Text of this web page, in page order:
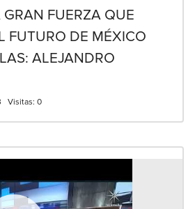
FUERZA QUE
FUTURO DE MÉXICO
ALEJANDRO
Visitas: 0